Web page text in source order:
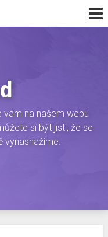
vám na našem webu
si být jisti, že se
vynasnažíme.